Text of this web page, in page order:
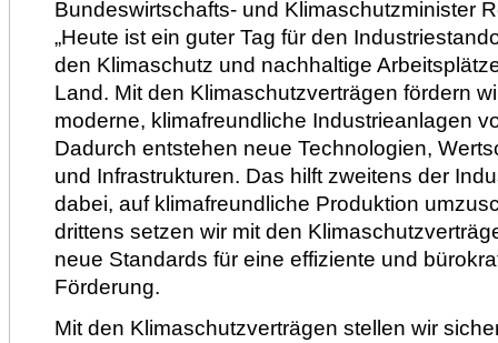
Bundeswirtschafts- und Klimaschutzminister
„Heute ist ein guter Tag für den
den Klimaschutz und nachhaltige
Land. Mit den Klimaschutzverträgen fördern
moderne, klimafreundliche Industrieanlagen
Dadurch entstehen neue Technologien,
und Infrastrukturen. Das hilft zweitens der
dabei, auf klimafreundliche Produktion
drittens setzen wir mit den
neue Standards für eine effiziente und
Förderung.
Mit den Klimaschutzverträgen stellen wir